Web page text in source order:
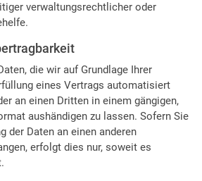
verwaltungsrechtlicher oder
die wir auf Grundlage Ihrer
eines Vertrags automatisiert
an einen Dritten in einem gängigen,
aushändigen zu lassen. Sofern Sie
der Daten an einen anderen
erfolgt dies nur, soweit es